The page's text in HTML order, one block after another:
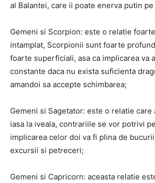
al Balantei, care ii poate enerva putin pe
Gemeni si Scorpion: este o relatie
intamplat, Scorpionii sunt foarte
foarte superficiali, asa ca implicarea va
constante daca nu exista suficienta
amandoi sa accepte schimbarea;
Gemeni si Sagetator: este o relatie care
iasa la iveala, contrariile se vor potrivi
implicarea celor doi va fi plina de
excursii si petreceri;
Gemeni si Capricorn: aceasta relatie